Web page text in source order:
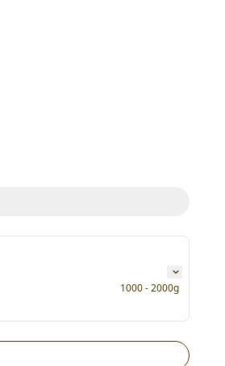
1000 - 2000g